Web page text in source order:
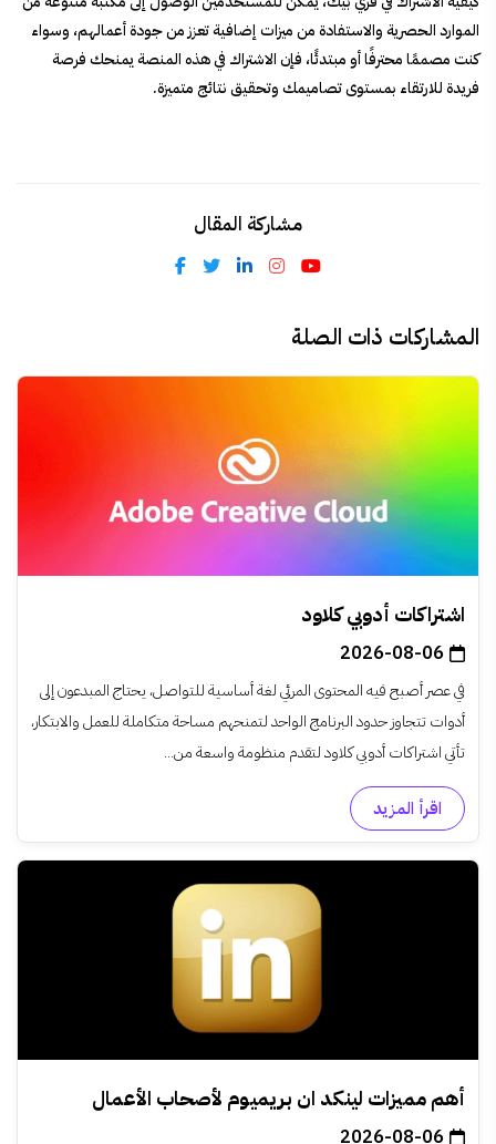
الموارد الحصرية والاستفادة من ميزات إضافية تعزز من جودة أعمالهم، وسواء
كنت مصممًا محترفًا أو مبتدئًا، فإن الاشتراك في هذه المنصة يمنحك فرصة
فريدة للارتقاء بمستوى تصاميمك وتحقيق نتائج متميزة.
مشاركة المقال
المشاركات ذات الصلة
اشتراكات أدوبي كلاود
2026-08-06
في عصر أصبح فيه المحتوى المرئي لغة أساسية للتواصل، يحتاج المبدعون إلى
أدوات تتجاوز حدود البرنامج الواحد لتمنحهم مساحة متكاملة للعمل والابتكار،
تأتي اشتراكات أدوبي كلاود لتقدم منظومة واسعة من...
اقرأ المزيد
أهم مميزات لينكد ان بريميوم لأصحاب الأعمال
2026-08-06